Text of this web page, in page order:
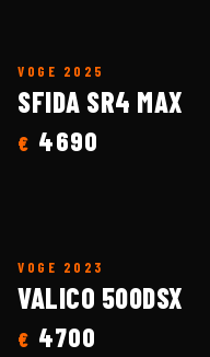
VOGE 2025
SFIDA SR4 MAX
€ 4690
VOGE 2023
VALICO 500DSX
€ 4700